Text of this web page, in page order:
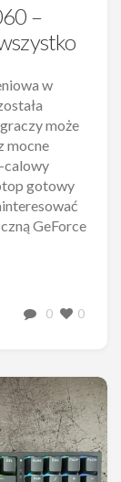
–
w
może
mocne
calowy
gotowy
GeForce
0 0